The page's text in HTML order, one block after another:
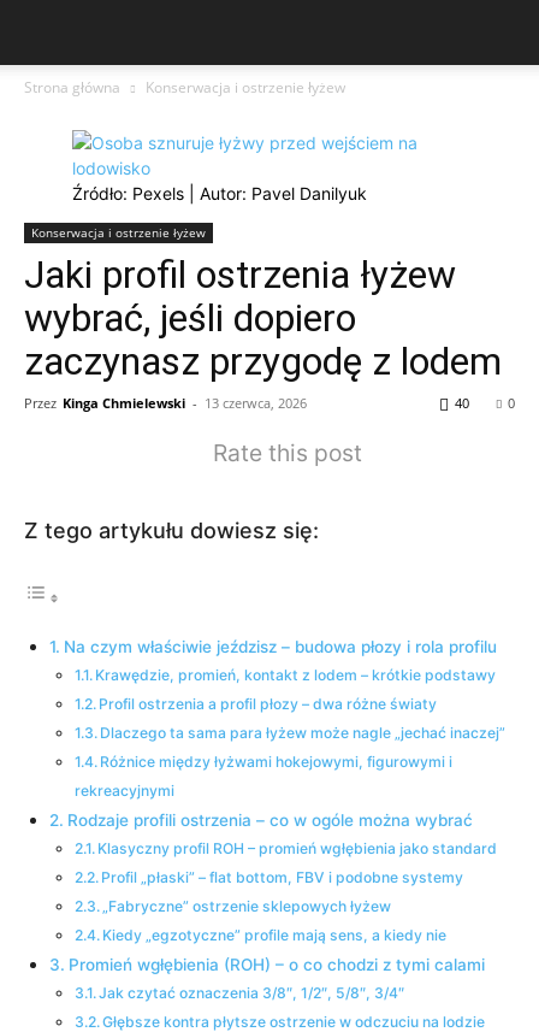
Strona główna Konserwacja i ostrzenie łyżew
Źródło: Pexels | Autor: Pavel Danilyuk
Konserwacja i ostrzenie łyżew
Jaki profil ostrzenia łyżew
wybrać, jeśli dopiero
zaczynasz przygodę z lodem
Przez Kinga Chmielewski - 13 czerwca, 2026 0
40
Rate this post
Z tego artykułu dowiesz się:
Na czym właściwie jeździsz – budowa płozy i rola profilu
Krawędzie, promień, kontakt z lodem – krótkie podstawy
Profil ostrzenia a profil płozy – dwa różne światy
Dlaczego ta sama para łyżew może nagle „jechać inaczej”
Różnice między łyżwami hokejowymi, figurowymi i
rekreacyjnymi
Rodzaje profili ostrzenia – co w ogóle można wybrać
Klasyczny profil ROH – promień wgłębienia jako standard
Profil „płaski” – flat bottom, FBV i podobne systemy
„Fabryczne” ostrzenie sklepowych łyżew
Kiedy „egzotyczne” profile mają sens, a kiedy nie
Promień wgłębienia (ROH) – o co chodzi z tymi calami
Jak czytać oznaczenia 3/8″, 1/2″, 5/8″, 3/4″
Głębsze kontra płytsze ostrzenie w odczuciu na lodzie